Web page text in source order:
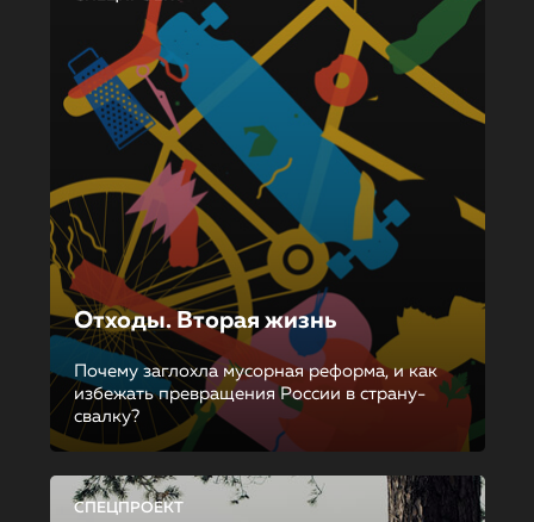
Отходы. Вторая жизнь
Почему заглохла мусорная реформа, и как
избежать превращения России в страну-
свалку?
СПЕЦПРОЕКТ